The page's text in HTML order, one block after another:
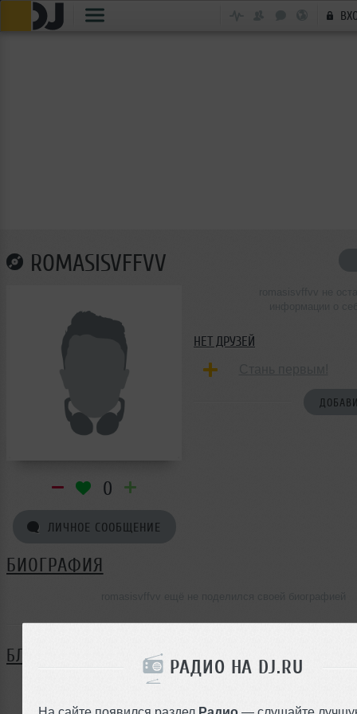
РАДИО НА DJ.RU
На сайте появился раздел Радио — слушайте
ROMASISVFFVV
0
ЛИЧНОЕ СООБЩЕНИЕ
НЕТ ДРУЗЕЙ
БИОГРАФИЯ
БЛОГ